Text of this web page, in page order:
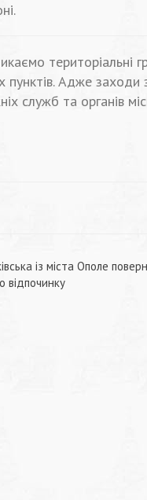
пунктів. Адже
служб та органів
із міста Ополе
відпочинку